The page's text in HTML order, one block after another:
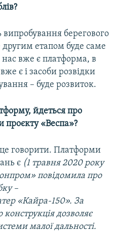
берегового
етапом буде саме
вже є платформа, в
є і засоби розвідки
– буде розвиток.
йдеться про
проєкту «Веспа»?
говорити. Платформи
є (1 травня 2020 року
повідомила про
–
«Кайра-150». За
дозволяє
малої дальності.